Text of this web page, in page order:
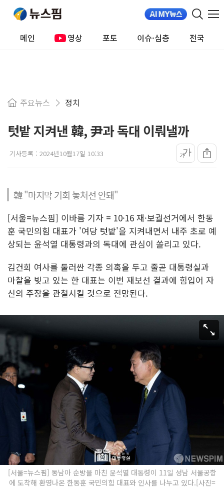
메인 영상 포토 이슈·심층 전국
주요뉴스 정치
텃밭 지켜낸 韓, 尹과 독대 이뤄낼까
기사등록 : 2024년10월17일 10:33 가가
韓 "마지막 기회 놓쳐선 안돼"
[서울=뉴스핌] 이바름 기자 = 10·16 재·보궐선거에서 한동
훈 국민의힘 대표가 '여당 텃밭'을 지켜내면서 내주 초로 예
상되는 윤석열 대통령과의 독대에 관심이 쏠리고 있다.
김건희 여사를 둘러싼 각종 의혹을 두고 줄곧 대통령실과
마찰을 빚고 있는 한 대표는 이번 재보선 결과에 힘입어 자
신의 주장을 관철시킬 것으로 전망된다.
[서울=뉴스핌] 동남아 순방을 마친 윤석열 대통령이 11일 성남 서울공항
에 도착해 환영나온 한동훈 국민의힘 대표와 인사를 나누고 있다.[사진=